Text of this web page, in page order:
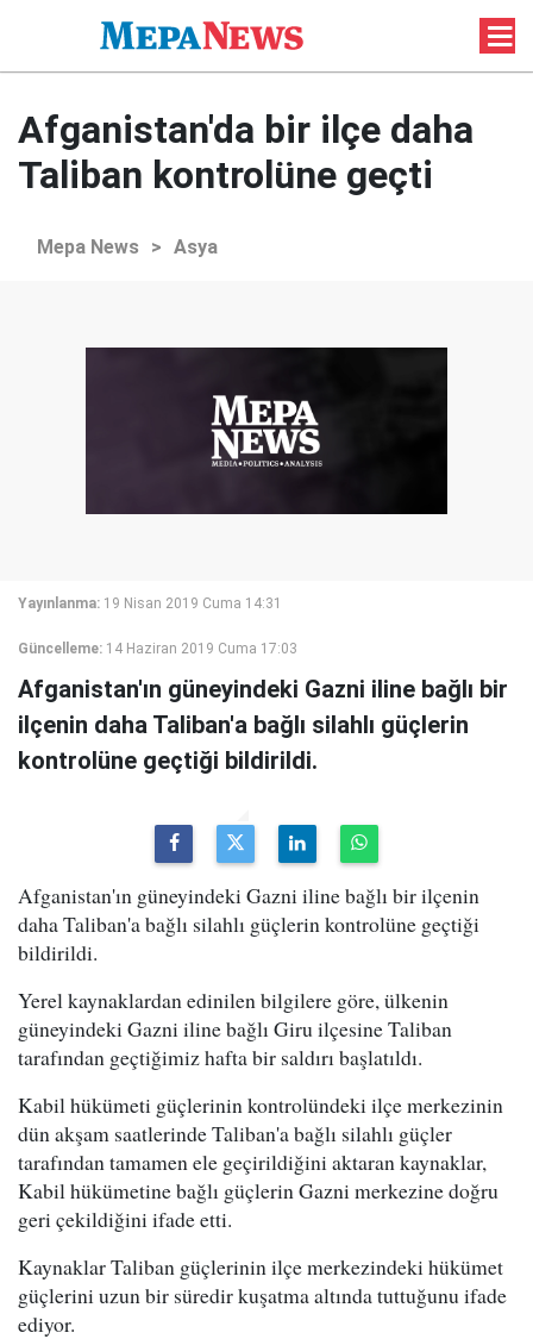
Afganistan'da bir ilçe daha
Taliban kontrolüne geçti
Mepa News > Asya
Yayınlanma: 19 Nisan 2019 Cuma 14:31
Güncelleme: 14 Haziran 2019 Cuma 17:03
Afganistan'ın güneyindeki Gazni iline bağlı bir
ilçenin daha Taliban'a bağlı silahlı güçlerin
kontrolüne geçtiği bildirildi.
Afganistan'ın güneyindeki Gazni iline bağlı bir ilçenin
daha Taliban'a bağlı silahlı güçlerin kontrolüne geçtiği
bildirildi.
Yerel kaynaklardan edinilen bilgilere göre, ülkenin
güneyindeki Gazni iline bağlı Giru ilçesine Taliban
tarafından geçtiğimiz hafta bir saldırı başlatıldı.
Kabil hükümeti güçlerinin kontrolündeki ilçe merkezinin
dün akşam saatlerinde Taliban'a bağlı silahlı güçler
tarafından tamamen ele geçirildiğini aktaran kaynaklar,
Kabil hükümetine bağlı güçlerin Gazni merkezine doğru
geri çekildiğini ifade etti.
Kaynaklar Taliban güçlerinin ilçe merkezindeki hükümet
güçlerini uzun bir süredir kuşatma altında tuttuğunu ifade
ediyor.